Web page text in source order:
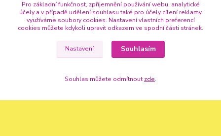
info@vse-pro-party.cz
Pro základní funkčnost, zpříjemnění používání webu, analytické
účely a v případě udělení souhlasu také pro účely cílení reklamy
využíváme soubory cookies. Nastavení vlastních preferencí
cookies můžete kdykoli upravit odkazem ve spodní části stránek.
Nastavení Souhlasím
Souhlas můžete odmítnout zde.